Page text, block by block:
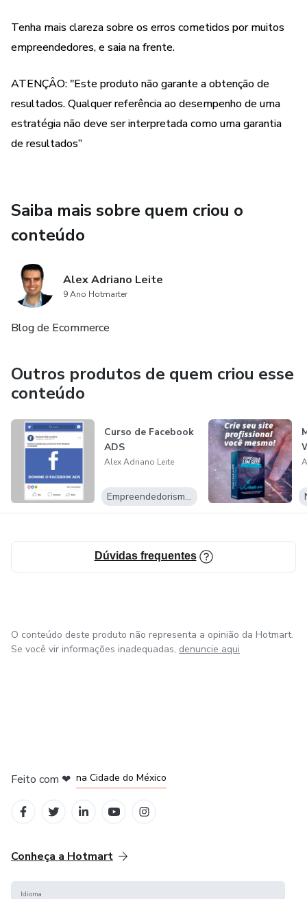
Tenha mais clareza sobre os erros cometidos por muitos
empreendedores, e saia na frente.
ATENÇÂO: "Este produto não garante a obtenção de
resultados. Qualquer referência ao desempenho de uma
estratégia não deve ser interpretada como uma garantia
de resultados”
Saiba mais sobre quem criou o
conteúdo
Alex Adriano Leite
9 Ano Hotmarter
Blog de Ecommerce
Outros produtos de quem criou esse
conteúdo
Curso de Facebook
ADS
Alex Adriano Leite
Empreendedorismo Digital
Dúvidas frequentes
O conteúdo deste produto não representa a opinião da Hotmart.
Se você vir informações inadequadas, denuncie aqui
Feito com ❤ na Cidade do México
Conheça a Hotmart
Idioma